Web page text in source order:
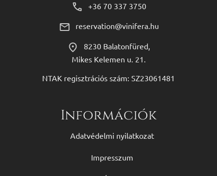
+36 70 337 3750
reservation@vinifera.hu
8230 Balatonfüred,
Mikes Kelemen u. 21.
NTAK regisztrációs szám: SZ23061481
Információk
Adatvédelmi nyilatkozat
Impresszum